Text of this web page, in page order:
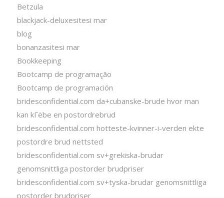
Betzula
blackjack-deluxesitesi mar
blog
bonanzasitesi mar
Bookkeeping
Bootcamp de programação
Bootcamp de programación
bridesconfidential.com da+cubanske-brude hvor man
kan kГёbe en postordrebrud
bridesconfidential.com hotteste-kvinner-i-verden ekte
postordre brud nettsted
bridesconfidential.com sv+grekiska-brudar
genomsnittliga postorder brudpriser
bridesconfidential.com sv+tyska-brudar genomsnittliga
postorder brudpriser